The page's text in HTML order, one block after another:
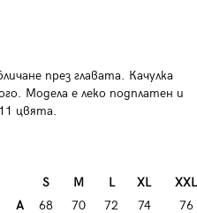
през главата. Качулка
Модела е леко подплатен и
цвята.
S М L XL
XXL
А
68 70 72 74
76